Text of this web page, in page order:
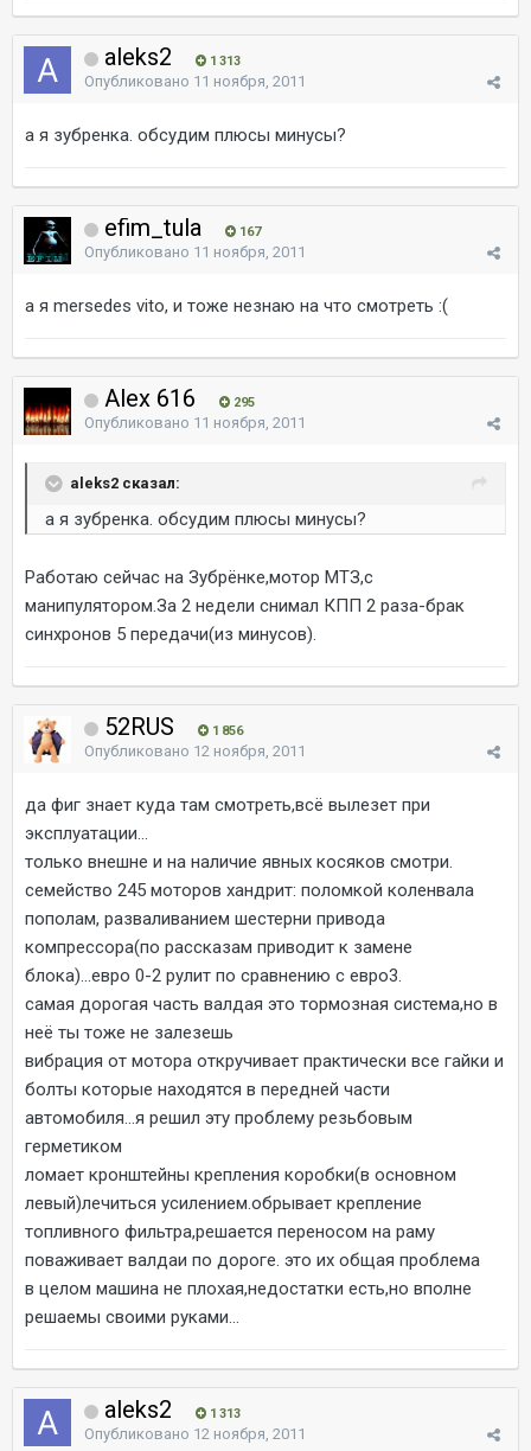
aleks2 1 313
Опубликовано 11 ноября, 2011
а я зубренка. обсудим плюсы минусы?
efim_tula 167
Опубликовано 11 ноября, 2011
а я mersedes vito, и тоже незнаю на что смотреть :(
Alex 616 295
Опубликовано 11 ноября, 2011
aleks2 сказал:
а я зубренка. обсудим плюсы минусы?
Работаю сейчас на Зубрёнке,мотор МТЗ,с
манипулятором.За 2 недели снимал КПП 2 раза-брак
синхронов 5 передачи(из минусов).
52RUS 1 856
Опубликовано 12 ноября, 2011
да фиг знает куда там смотреть,всё вылезет при
эксплуатации...
только внешне и на наличие явных косяков смотри.
семейство 245 моторов хандрит: поломкой коленвала
пополам, разваливанием шестерни привода
компрессора(по рассказам приводит к замене
блока)...евро 0-2 рулит по сравнению с евро3.
самая дорогая часть валдая это тормозная система,но в
неё ты тоже не залезешь
вибрация от мотора откручивает практически все гайки и
болты которые находятся в передней части
автомобиля...я решил эту проблему резьбовым
герметиком
ломает кронштейны крепления коробки(в основном
левый)лечиться усилением.обрывает крепление
топливного фильтра,решается переносом на раму
поваживает валдаи по дороге. это их общая проблема
в целом машина не плохая,недостатки есть,но вполне
решаемы своими руками...
aleks2 1 313
Опубликовано 12 ноября, 2011